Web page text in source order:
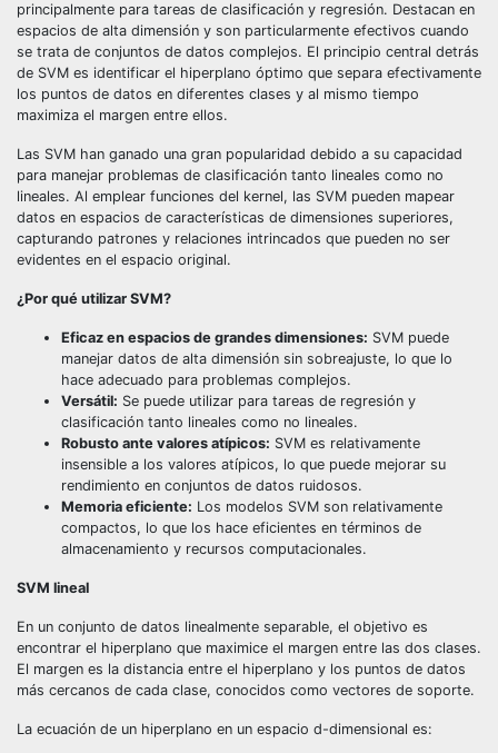
principalmente para tareas de clasificación y regresión. Destacan en
espacios de alta dimensión y son particularmente efectivos cuando
se trata de conjuntos de datos complejos. El principio central detrás
de SVM es identificar el hiperplano óptimo que separa efectivamente
los puntos de datos en diferentes clases y al mismo tiempo
maximiza el margen entre ellos.
Las SVM han ganado una gran popularidad debido a su capacidad
para manejar problemas de clasificación tanto lineales como no
lineales. Al emplear funciones del kernel, las SVM pueden mapear
datos en espacios de características de dimensiones superiores,
capturando patrones y relaciones intrincados que pueden no ser
evidentes en el espacio original.
¿Por qué utilizar SVM?
Eficaz en espacios de grandes dimensiones: SVM puede
manejar datos de alta dimensión sin sobreajuste, lo que lo
hace adecuado para problemas complejos.
Versátil: Se puede utilizar para tareas de regresión y
clasificación tanto lineales como no lineales.
Robusto ante valores atípicos: SVM es relativamente
insensible a los valores atípicos, lo que puede mejorar su
rendimiento en conjuntos de datos ruidosos.
Memoria eficiente: Los modelos SVM son relativamente
compactos, lo que los hace eficientes en términos de
almacenamiento y recursos computacionales.
SVM lineal
En un conjunto de datos linealmente separable, el objetivo es
encontrar el hiperplano que maximice el margen entre las dos clases.
El margen es la distancia entre el hiperplano y los puntos de datos
más cercanos de cada clase, conocidos como vectores de soporte.
La ecuación de un hiperplano en un espacio d-dimensional es: